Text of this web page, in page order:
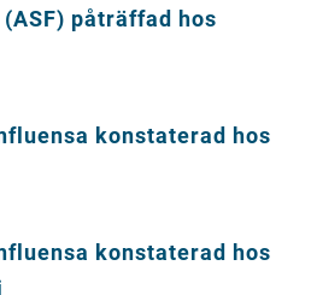
påträffad hos
konstaterad hos
konstaterad hos